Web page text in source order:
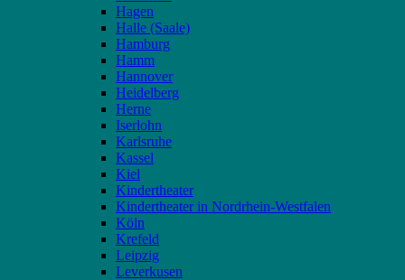
Hagen
Halle (Saale)
Hamburg
Hamm
Hannover
Heidelberg
Herne
Iserlohn
Karlsruhe
Kassel
Kiel
Kindertheater
Kindertheater in Nordrhein-Westfalen
Köln
Krefeld
Leipzig
Leverkusen